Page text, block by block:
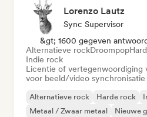
Lorenzo Lautz
Sync Supervisor
&gt; 1600 gegeven
Alternatieve rockDroompop
Indie rock
Licentie of vertegenwoordiging
voor beeld/video synchronisatie
Alternatieve rock Harde rock
Metaal / Zwaar metaal
Nieuwe